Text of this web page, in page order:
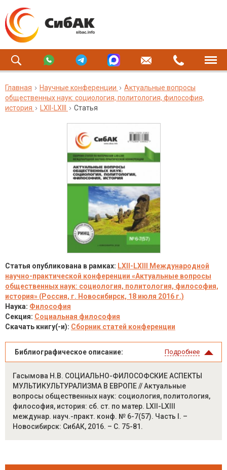
Главная Научные конференции
Актуальные вопросы
общественных наук: социология, политология, философия,
история
LXII-LXIII Статья
Статья опубликована в рамках: LXII-LXIII Международной
научно-практической конференции «Актуальные вопросы
общественных наук: социология, политология, философия,
история» (Россия, г. Новосибирск, 18 июля 2016 г.)
Наука: Философия
Секция: Социальная философия
Скачать книгу(-и): Сборник статей конференции
Библиографическое описание: Подробнее
Гасымова Н.В. СОЦИАЛЬНО-ФИЛОСОФСКИЕ АСПЕКТЫ
МУЛЬТИКУЛЬТУРАЛИЗМА В ЕВРOПЕ // Актуальные
вопросы общественных наук: социология, политология,
философия, история: сб. ст. по матер. LXII-LXIII
междунар. науч.-практ. конф. № 6-7(57). Часть I. –
Новосибирск: СибАК, 2016. – С. 75-81.